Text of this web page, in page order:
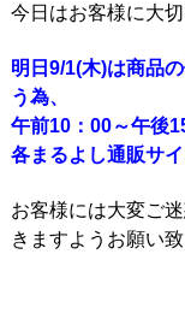
今日はお客様に大切
明日9/1(木)は商品
う為、
午前10：00～午後
各まるよし通販サ
お客様には大変ご
きますようお願い致